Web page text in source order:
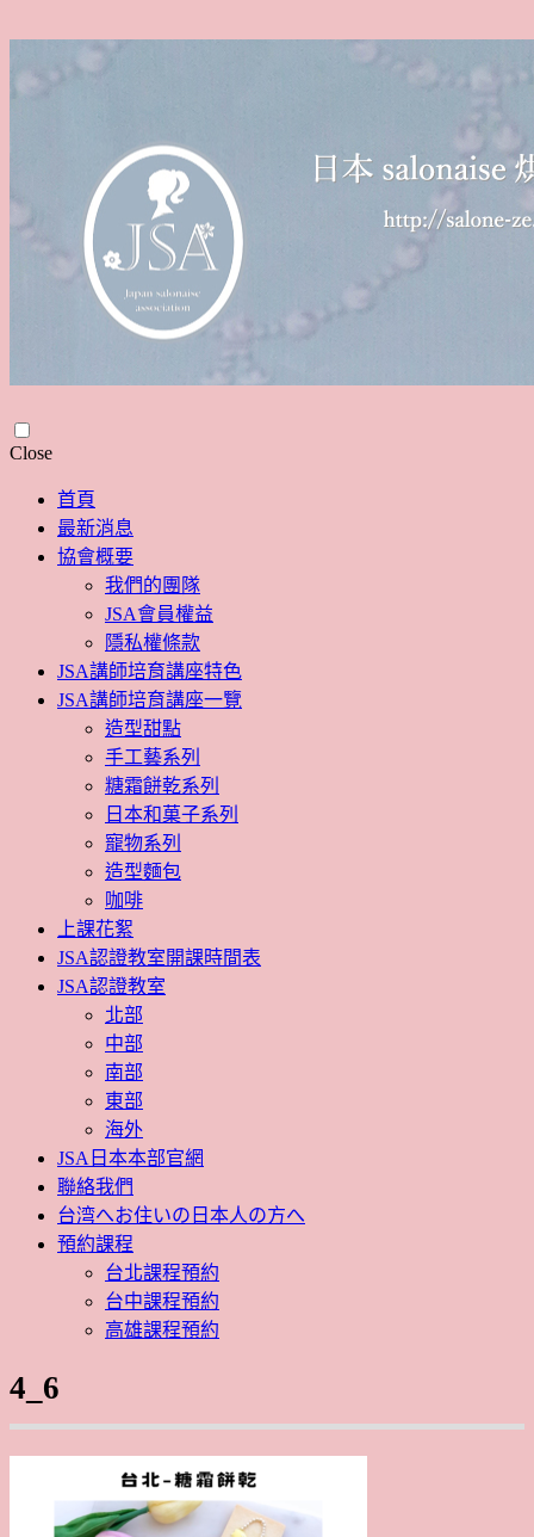
CloseSkip
content
首頁
最新消息
協會概要
我們的團隊
JSA會員權益
隱私權條款
JSA講師培育講座特色
JSA講師培育講座一覽
造型甜點
手工藝系列
糖霜餅乾系列
日本和菓子系列
寵物系列
造型麵包
咖啡
上課花絮
JSA認證教室開課時間表
JSA認證教室
北部
中部
南部
東部
海外
JSA日本本部官網
聯絡我們
台湾へお住いの日本人の方へ
預約課程
台北課程預約
台中課程預約
高雄課程預約
4_6